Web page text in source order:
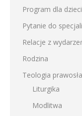
Program dla dzieci
Pytanie do
Relacje z
Rodzina
Teologia
Liturgika
Modlitwa